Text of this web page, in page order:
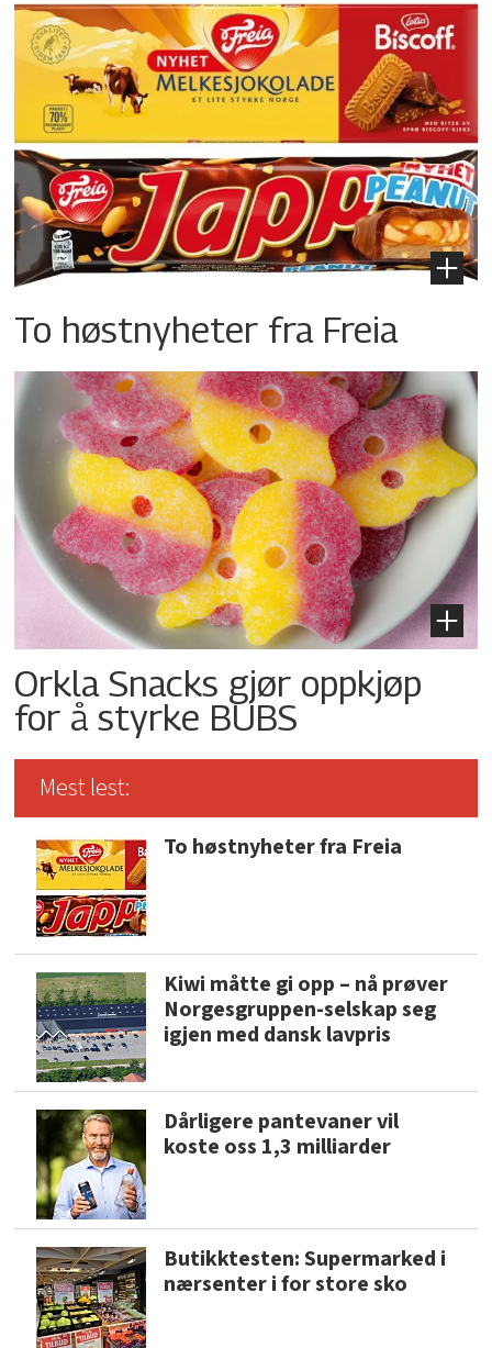
To høstnyheter fra Freia
Orkla Snacks gjør oppkjøp
for å styrke BUBS
Mest lest:
To høstnyheter fra Freia
Kiwi måtte gi opp – nå prøver
Norgesgruppen-selskap seg
igjen med dansk lavpris
Dårligere pantevaner vil
koste oss 1,3 milliarder
Butikktesten: Supermarked i
nærsenter i for store sko